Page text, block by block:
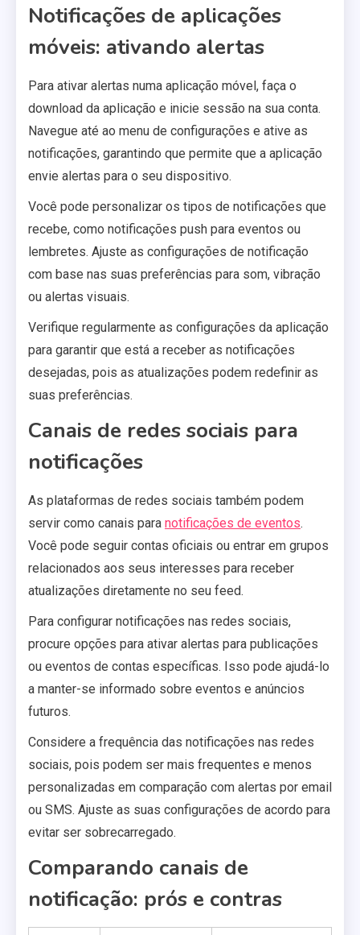
Notificações de aplicações
móveis: ativando alertas
Para ativar alertas numa aplicação móvel, faça o
download da aplicação e inicie sessão na sua conta.
Navegue até ao menu de configurações e ative as
notificações, garantindo que permite que a aplicação
envie alertas para o seu dispositivo.
Você pode personalizar os tipos de notificações que
recebe, como notificações push para eventos ou
lembretes. Ajuste as configurações de notificação
com base nas suas preferências para som, vibração
ou alertas visuais.
Verifique regularmente as configurações da aplicação
para garantir que está a receber as notificações
desejadas, pois as atualizações podem redefinir as
suas preferências.
Canais de redes sociais para
notificações
As plataformas de redes sociais também podem
servir como canais para notificações de eventos.
Você pode seguir contas oficiais ou entrar em grupos
relacionados aos seus interesses para receber
atualizações diretamente no seu feed.
Para configurar notificações nas redes sociais,
procure opções para ativar alertas para publicações
ou eventos de contas específicas. Isso pode ajudá-lo
a manter-se informado sobre eventos e anúncios
futuros.
Considere a frequência das notificações nas redes
sociais, pois podem ser mais frequentes e menos
personalizadas em comparação com alertas por email
ou SMS. Ajuste as suas configurações de acordo para
evitar ser sobrecarregado.
Comparando canais de
notificação: prós e contras